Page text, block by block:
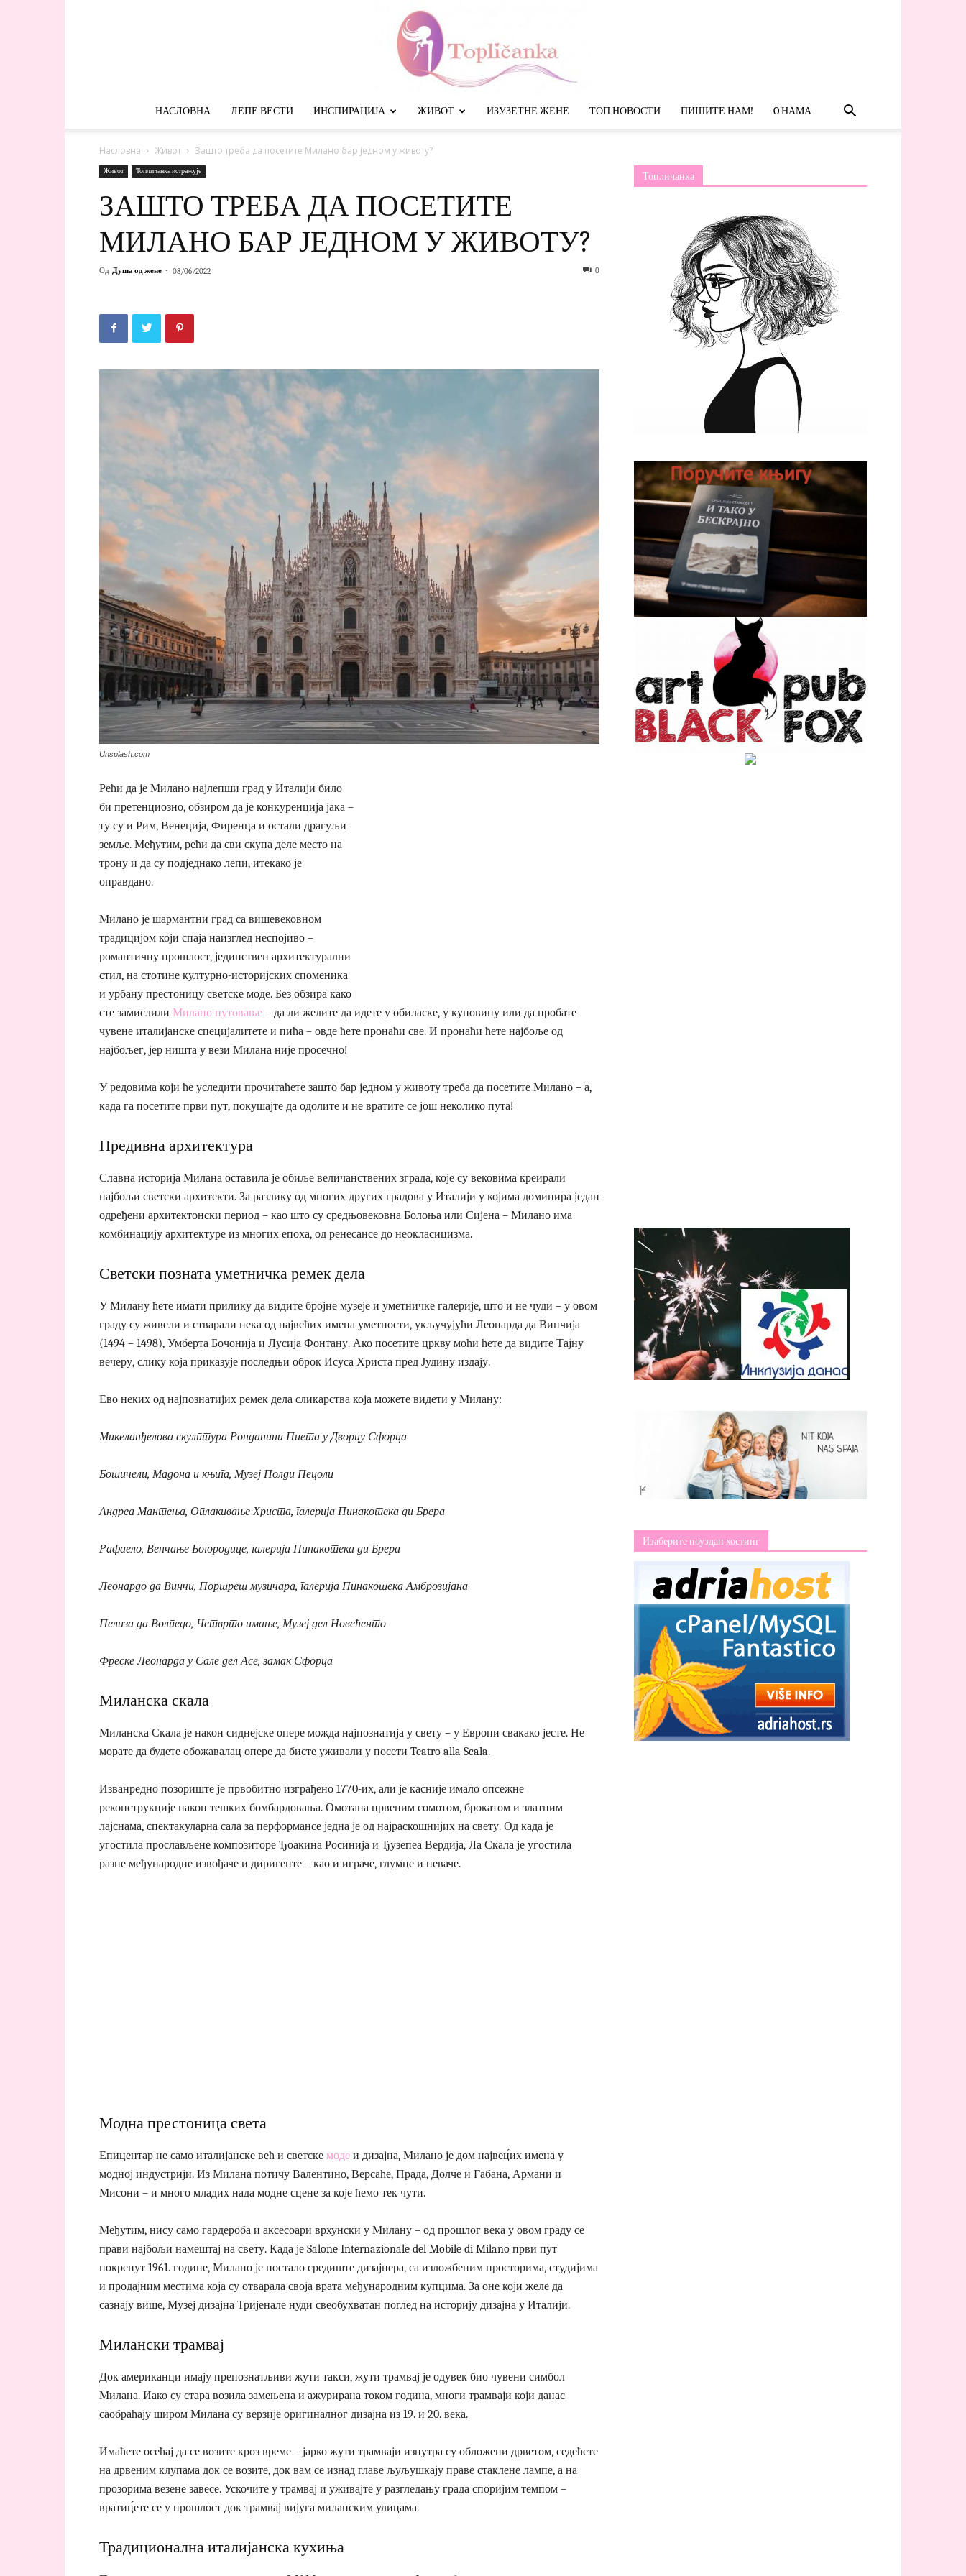
НАСЛОВНА ЛЕПЕ ВЕСТИ ИНСПИРАЦИЈА ЖИВОТ ИЗУЗЕТНЕ ЖЕНЕ ТОП НОВОСТИ ПИШИТЕ НАМ! O НАМА
Насловна Живот Зашто треба да посетите Милано бар једном у животу?
Живот Топличанка истражује
ЗАШТО ТРЕБА ДА ПОСЕТИТЕ
МИЛАНО БАР ЈЕДНОМ У ЖИВОТУ?
Од Душа од жене - 08/06/2022 0
Unsplash.com
Рећи да је Милано најлепши град у Италији било
би претенциозно, обзиром да је конкуренција јака –
ту су и Рим, Венеција, Фиренца и остали драгуљи
земље. Међутим, рећи да сви скупа деле место на
трону и да су подједнако лепи, итекако је
оправдано.
Милано је шармантни град са вишевековном
традицијом који спаја наизглед неспојиво –
романтичну прошлост, јединствен архитектурални
стил, на стотине културно-историјских споменика
и урбану престоницу светске моде. Без обзира како
сте замислили Милано путовање – да ли желите да идете у обиласке, у куповину или да пробате
чувене италијанске специјалитете и пића – овде ћете пронаћи све. И пронаћи ћете најбоље од
најбољег, јер ништа у вези Милана није просечно!
У редовима који ће уследити прочитаћете зашто бар једном у животу треба да посетите Милано – а,
када га посетите први пут, покушајте да одолите и не вратите се још неколико пута!
Предивна архитектура
Славна историја Милана оставила је обиље величанствених зграда, које су вековима креирали
најбољи светски архитекти. За разлику од многих других градова у Италији у којима доминира један
одређени архитектонски период – као што су средњовековна Болоња или Сијена – Милано има
комбинацију архитектуре из многих епоха, од ренесансе до неокласицизма.
Светски позната уметничка ремек дела
У Милану ћете имати прилику да видите бројне музеје и уметничке галерије, што и не чуди – у овом
граду су живели и стварали нека од највећих имена уметности, укључујући Леонарда да Винчија
(1494 – 1498), Умберта Бочонија и Лусија Фонтану. Ако посетите цркву моћи ћете да видите Тајну
вечеру, слику која приказује последњи оброк Исуса Христа пред Јудину издају.
Ево неких од најпознатијих ремек дела сликарства која можете видети у Милану:
Микеланђелова скулптура Ронданини Пиета у Дворцу Сфорца
Ботичели, Мадона и књига, Музеј Полди Пецоли
Андреа Мантења, Оплакивање Христа, галерија Пинакотека ди Брера
Рафаело, Венчање Богородице, галерија Пинакотека ди Брера
Леонардо да Винчи, Портрет музичара, галерија Пинакотека Амброзијана
Пелиза да Волпедо, Четврто имање, Музеј дел Новећенто
Фреске Леонарда у Сале дел Асе, замак Сфорца
Миланска скала
Миланска Скала је након сиднејске опере можда најпознатија у свету – у Европи свакако јесте. Не
морате да будете обожавалац опере да бисте уживали у посети Teatro alla Scala.
Изванредно позориште је првобитно изграђено 1770-их, али је касније имало опсежне
реконструкције након тешких бомбардовања. Омотана црвеним сомотом, брокатом и златним
лајснама, спектакуларна сала за перформансе једна је од најраскошнијих на свету. Од када је
угостила прослављене композиторе Ђоакина Росинија и Ђузепеа Вердија, Ла Скала је угостила
разне међународне извођаче и диригенте – као и играче, глумце и певаче.
Модна престоница света
Епицентар не само италијанске већ и светске моде и дизајна, Милано је дом највец́их имена у
модној индустрији. Из Милана потичу Валентино, Версаће, Прада, Долче и Габана, Армани и
Мисони – и много младих нада модне сцене за које ћемо тек чути.
Међутим, нису само гардероба и аксесоари врхунски у Милану – од прошлог века у овом граду се
прави најбољи намештај на свету. Када је Salone Internazionale del Mobile di Milano први пут
покренут 1961. године, Милано је постало средиште дизајнера, са изложбеним просторима, студијима
и продајним местима која су отварала своја врата међународним купцима. За оне који желе да
сазнају више, Музеј дизајна Тријенале нуди свеобухватан поглед на историју дизајна у Италији.
Милански трамвај
Док американци имају препознатљиви жути такси, жути трамвај је одувек био чувени симбол
Милана. Иако су стара возила замењена и ажурирана током година, многи трамваји који данас
саобраћају широм Милана су верзије оригиналног дизајна из 19. и 20. века.
Имаћете осећај да се возите кроз време – јарко жути трамваји изнутра су обложени дрветом, седећете
на дрвеним клупама док се возите, док вам се изнад главе љуљушкају праве стаклене лампе, а на
прозорима везене завесе. Ускочите у трамвај и уживајте у разгледању града споријим темпом –
вратиц́ете се у прошлост док трамвај вијуга миланским улицама.
Традиционална италијанска кухиња
Топличанка
Изаберите поуздан хостинг